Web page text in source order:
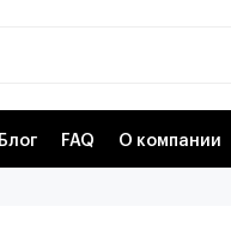
Блог FAQ О компании